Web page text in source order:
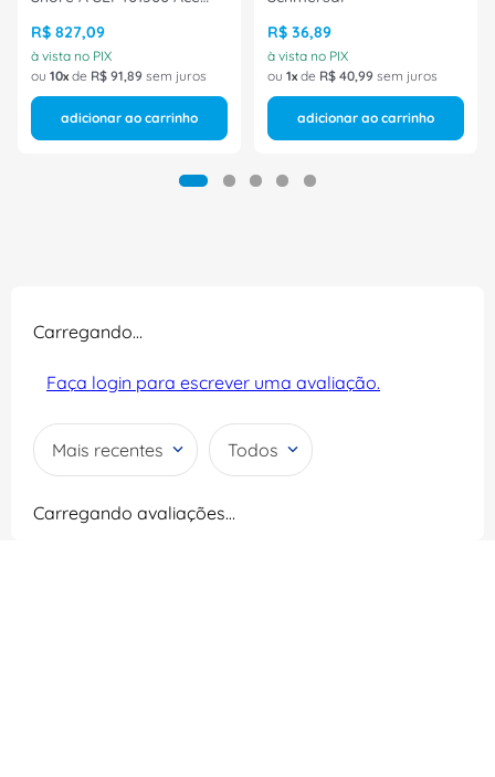
R$ 827,09
à vista no PIX
ou 10 de R$ 91,89 sem juros
adicionar ao carrinho
R$ 36,89
à vista no PIX
ou 1 de R$ 40,99 sem juros
adicionar ao carrinho
Carregando…
Faça login para escrever uma avaliação.
Mais recentes Todos
Carregando avaliações…